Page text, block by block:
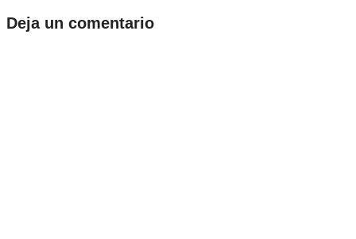
Deja un comentario